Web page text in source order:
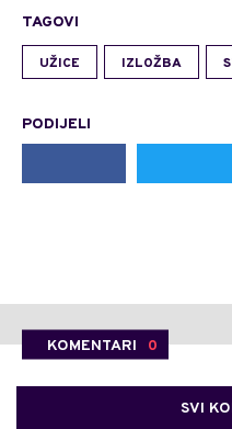
TAGOVI
UŽICE IZLOŽBA
PODIJELI
KOMENTARI 0
SVI